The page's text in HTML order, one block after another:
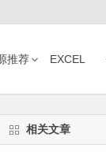
推荐 EXCEL
相关文章